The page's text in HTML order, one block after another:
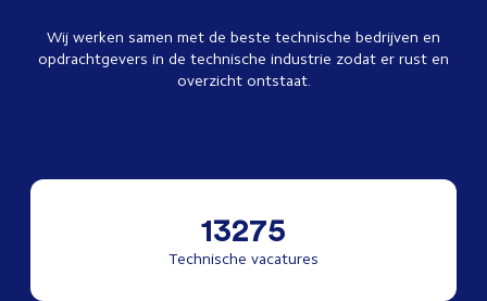
Wij werken samen met de beste technische bedrijven en
opdrachtgevers in de technische industrie zodat er rust en
overzicht ontstaat.
13275
Technische vacatures